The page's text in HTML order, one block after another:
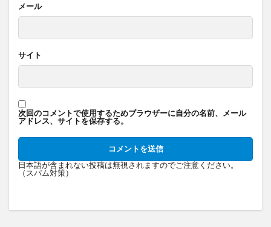
メール
サイト
次回のコメントで使用するためブラウザーに自分の名前、メール
アドレス、サイトを保存する。
日本語が含まれない投稿は無視されますのでご注意ください。
（スパム対策）